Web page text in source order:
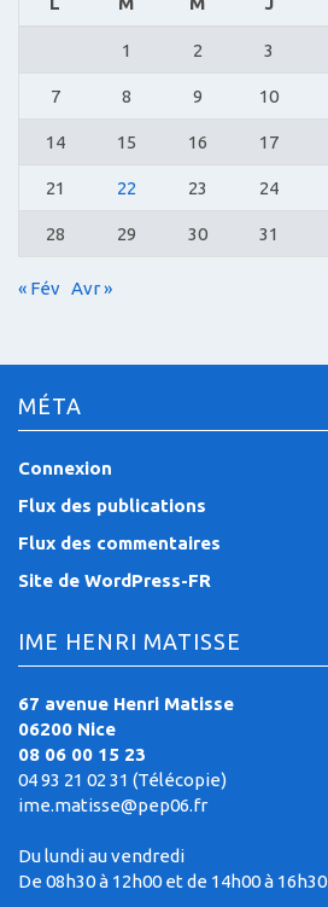
1 2 3
7 8 9 10
14 15 16 17
21 22 23 24
28 29 30 31
« Fév Avr »
MÉTA
Connexion
Flux des publications
Flux des commentaires
Site de WordPress-FR
IME HENRI MATISSE
67 avenue Henri Matisse
06200 Nice
08 06 00 15 23
04 93 21 02 31 (Télécopie)
ime.matisse@pep06.fr
Du lundi au vendredi
De 08h30 à 12h00 et de 14h00 à 16h30